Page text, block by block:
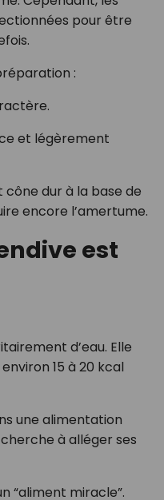
pour être
:
et légèrement
dur à la base de
encore l’amertume.
est
d’eau. Elle
15 à 20 kcal
une alimentation
à alléger ses
“aliment miracle”.